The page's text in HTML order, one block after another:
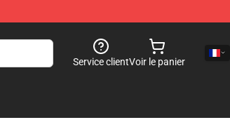
Service clientVoir le panier